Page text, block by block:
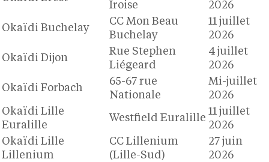
Iroise
2026
Okaïdi Buchelay
CC Mon Beau
Buchelay
11 juillet
2026
Okaïdi Dijon
Rue Stephen
Liégeard
4 juillet
2026
Okaïdi Forbach
65-67 rue
Nationale
Mi-juillet
2026
Okaïdi Lille
Euralille
Westfield Euralille
11 juillet
2026
Okaïdi Lille
Lillenium
CC Lillenium
(Lille-Sud)
27 juin
2026